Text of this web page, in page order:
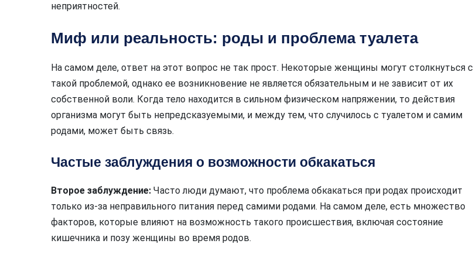
неприятностей.
Миф или реальность: роды и проблема туалета
На самом деле, ответ на этот вопрос не так прост. Некоторые женщины могут столкнуться с
такой проблемой, однако ее возникновение не является обязательным и не зависит от их
собственной воли. Когда тело находится в сильном физическом напряжении, то действия
организма могут быть непредсказуемыми, и между тем, что случилось с туалетом и самим
родами, может быть связь.
Частые заблуждения о возможности обкакаться
Второе заблуждение: Часто люди думают, что проблема обкакаться при родах происходит
только из-за неправильного питания перед самими родами. На самом деле, есть множество
факторов, которые влияют на возможность такого происшествия, включая состояние
кишечника и позу женщины во время родов.